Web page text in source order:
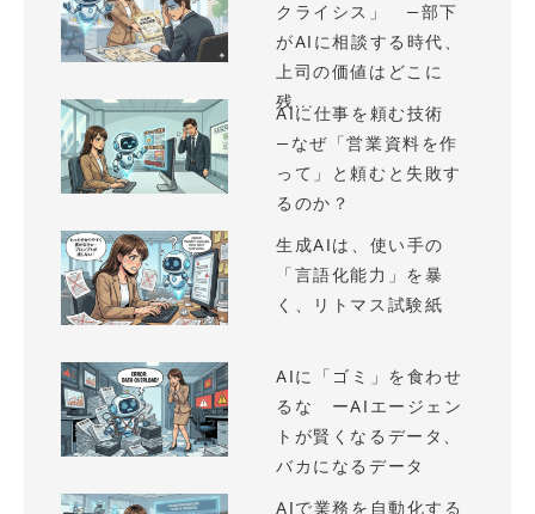
クライシス」 —部下
がAIに相談する時代、
上司の価値はどこに
残...
AIに仕事を頼む技術
—なぜ「営業資料を作
って」と頼むと失敗す
るのか？
生成AIは、使い手の
「言語化能力」を暴
く、リトマス試験紙
AIに「ゴミ」を食わせ
るな ーAIエージェン
トが賢くなるデータ、
バカになるデータ
AIで業務を自動化する